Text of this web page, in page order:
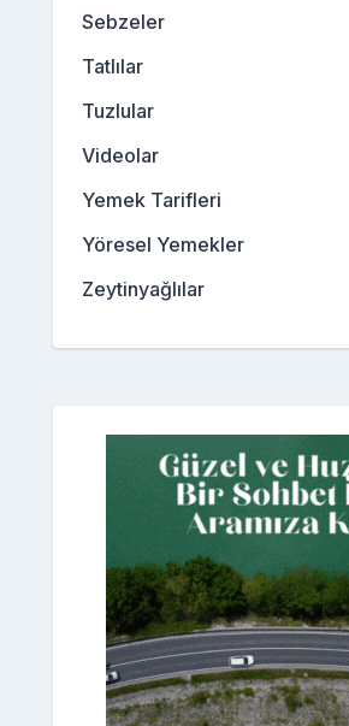
Sebzeler
Tatlılar
Tuzlular
Videolar
Yemek Tarifleri
Yöresel Yemekler
Zeytinyağlılar